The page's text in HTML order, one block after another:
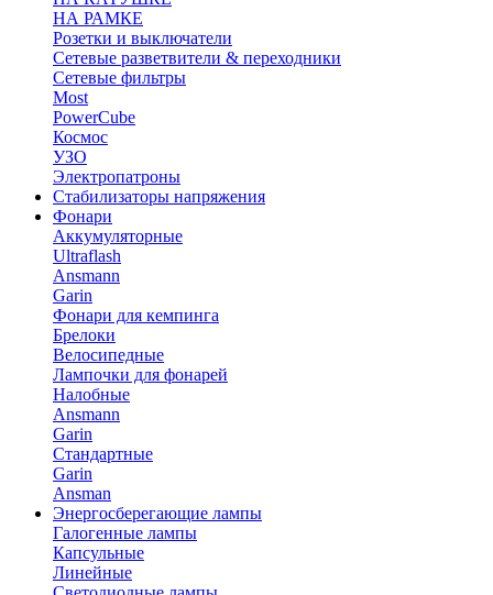
НА РАМКЕ
Розетки и выключатели
Сетевые разветвители & переходники
Сетевые фильтры
Most
PowerCube
Космос
УЗО
Электропатроны
Стабилизаторы напряжения
Фонари
Аккумуляторные
Ultraflash
Ansmann
Garin
Фонари для кемпинга
Брелоки
Велосипедные
Лампочки для фонарей
Налобные
Ansmann
Garin
Стандартные
Garin
Ansman
Энергосберегающие лампы
Галогенные лампы
Капсульные
Линейные